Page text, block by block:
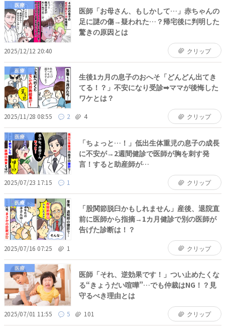
医療
医師「お母さん、もしかして…」赤ちゃんの
足に謎の傷→疑われた…？帰宅後に判明した
驚きの原因とは
2025/12/12 20:40 クリップ
医療
生後1カ月の息子のおへそ「どんどん出てき
てる！？」不安になり受診➡ママが後悔した
ワケとは？
2025/11/28 08:55 2 4 クリップ
医療
「ちょっと…！」低出生体重児の息子の成長
に不安が→2週間健診で医師が胸を刺す発
言！すると助産師が…
2025/07/23 17:15 1 クリップ
医療
「股関節脱臼かもしれません」産後、退院直
前に医師から指摘→1カ月健診で別の医師が
告げた診断は！？
2025/07/16 07:25 1 クリップ
医療
医師「それ、逆効果です！」つい止めたくな
る“きょうだい喧嘩”…でも仲裁はNG！？見
守るべき理由とは
2025/07/01 11:55 5 101 クリップ